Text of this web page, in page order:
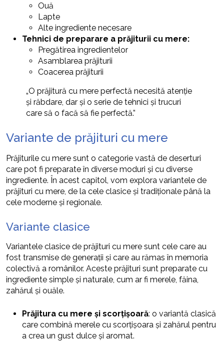
Ouă
Lapte
Alte ingrediente necesare
Tehnici de preparare a prăjiturii cu mere:
Pregătirea ingredientelor
Asamblarea prăjiturii
Coacerea prăjiturii
„O prăjitură cu mere perfectă necesită atenție
și răbdare, dar și o serie de tehnici și trucuri
care să o facă să fie perfectă.”
Variante de prăjituri cu mere
Prăjiturile cu mere sunt o categorie vastă de deserturi
care pot fi preparate în diverse moduri și cu diverse
ingrediente. În acest capitol, vom explora variantele de
prăjituri cu mere, de la cele clasice și tradiționale până la
cele moderne și regionale.
Variante clasice
Variantele clasice de prăjituri cu mere sunt cele care au
fost transmise de generații și care au rămas în memoria
colectivă a românilor. Aceste prăjituri sunt preparate cu
ingrediente simple și naturale, cum ar fi merele, făina,
zahărul și ouăle.
Prăjitura cu mere și scorțișoară: o variantă clasică
care combină merele cu scorțișoara și zahărul pentru
a crea un gust dulce și aromat.